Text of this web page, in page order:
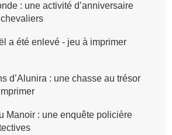
: une activité d’anniversaire
a été enlevé - jeu à imprimer
d’Alunira : une chasse au trésor
Manoir : une enquête policière